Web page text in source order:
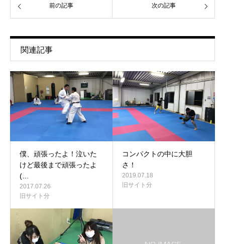
前の記事 次の記事
関連記事
僕、頑張ったよ！泣いた
けど最後まで頑張ったよ
(…
2017.07.26
旧サイト分
コンパクトの中に大胆
さ！
2019.07.18
旧サイト分